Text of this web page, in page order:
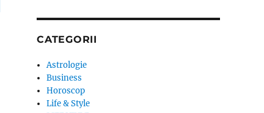
CATEGORII
Astrologie
Business
Horoscop
Life & Style